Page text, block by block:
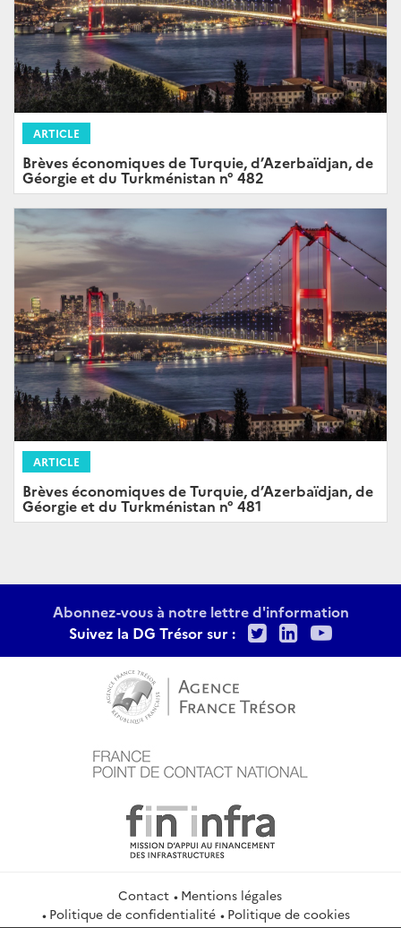
ARTICLE
Brèves économiques de Turquie, d’Azerbaïdjan, de
Géorgie et du Turkménistan n° 482
ARTICLE
Brèves économiques de Turquie, d’Azerbaïdjan, de
Géorgie et du Turkménistan n° 481
Abonnez-vous à notre lettre d'information
Suivez la DG Trésor sur :
TwitterLinkedIn
Contact
Mentions légales
Politique de confidentialité
Politique de cookies